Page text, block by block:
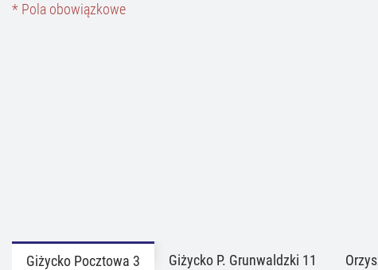
* Pola obowiązkowe
Giżycko Pocztowa 3 Giżycko P. Grunwaldzki 11